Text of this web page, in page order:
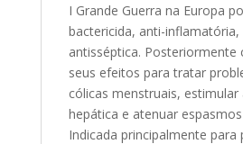
I Grande Guerra na Europa
bactericida, anti-inflamatória,
antisséptica. Posteriormente
seus efeitos para tratar
cólicas menstruais, estimular
hepática e atenuar
Indicada principalmente para